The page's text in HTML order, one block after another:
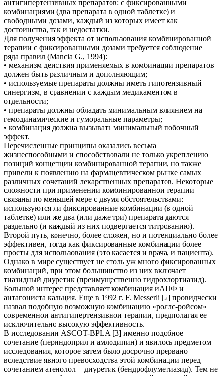
антигипертензивных препаратов: с фиксированными
комбинациями (два препарата в одной таблетке) и
свободными дозами, каждый из которых имеет как
достоинства, так и недостатки.
Для получения эффекта от использования комбинированной
терапии с фиксированными дозами требуется соблюдение
ряда правил (Mancia G., 1994):
• механизм действия применяемых в комбинации препаратов
должен быть различным и дополняющим;
• используемые препараты должны иметь гипотензивный
синергизм, в сравнении с каждым медикаментом в
отдельности;
• препараты должны обладать минимальным влиянием на
гемодинамические и гуморальные параметры;
• комбинация должна вызывать минимальный побочный
эффект.
Перечисленные принципы оказались весьма
жизнеспособными и способствовали не только укреплению
позиций концепции комбинированной терапии, но также
привели к появлению на фармацевтическом рынке самых
различных сочетаний лекарственных препаратов. Некоторые
сложности при применении комбинированной терапии
связаны по меньшей мере с двумя обстоятельствами:
используются ли фиксированные комбинации (в одной
таблетке) или же два (или даже три) препарата даются
раздельно (и каждый из них подвергается титрованию).
Второй путь, конечно, более сложен, но и потенциально более
эффективен, тогда как фиксированные комбинации более
просты для использования (это касается и врача, и пациента).
Однако в мире существует не столь уж много фиксированных
комбинаций, при этом большинство из них включает
тиазидный диуретик (преимущественно гидрохлортиазид).
Большой интерес представляет комбинация иАПФ и
антагониста кальция. Еще в 1992 г. F. Messerli [2] провидчески
назвал подобную возможную комбинацию «роллс-ройсом»
современной антигипертензивной терапии, предполагая ее
исключительно высокую эффективность.
В исследовании ASCOT-BPLA [3] именно подобное
сочетание (периндоприл и амлодипин) и явилось предметом
исследования, которое затем было досрочно прервано
вследствие явного превосходства этой комбинации перед
сочетанием атенолол + диуретик (бендрофлуметиазид). Тем не